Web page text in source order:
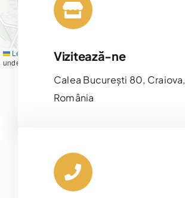
Leaflet Map tiles byCARTO , under
under ODbL.
Vizitează-ne
Calea București 80, Craiova,
România